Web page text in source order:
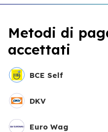
Metodi di
accettati
BCE Self
DKV
Euro Wag